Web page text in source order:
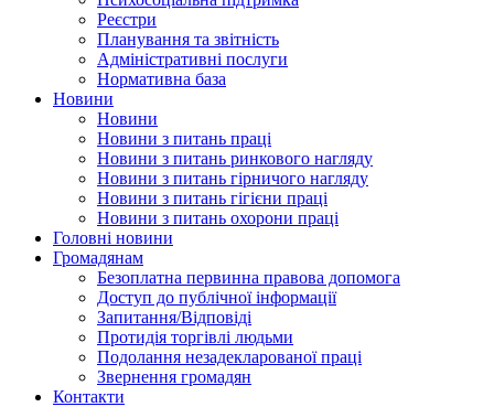
Реєстри
Планування та звітність
Адміністративні послуги
Нормативна база
Новини
Новини
Новини з питань праці
Новини з питань ринкового нагляду
Новини з питань гірничого нагляду
Новини з питань гігієни праці
Новини з питань охорони праці
Головні новини
Громадянам
Безоплатна первинна правова допомога
Доступ до публічної інформації
Запитання/Відповіді
Протидія торгівлі людьми
Подолання незадекларованої праці
Звернення громадян
Контакти